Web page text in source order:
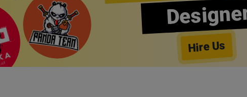
Hire Us